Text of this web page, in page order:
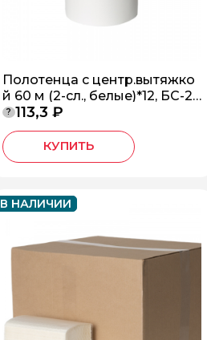
Полотенца с центр.вытяжко
й 60 м (2-сл., белые)*12, БС-2-
60-ПЦ
? 113,3 ₽
КУПИТЬ
В НАЛИЧИИ